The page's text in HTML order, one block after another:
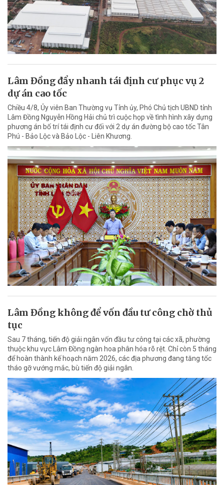
Lâm Đồng đẩy nhanh tái định cư phục vụ 2
dự án cao tốc
Chiều 4/8, Ủy viên Ban Thường vụ Tỉnh ủy, Phó Chủ tịch UBND tỉnh
Lâm Đồng Nguyễn Hồng Hải chủ trì cuộc họp về tình hình xây dựng
phương án bố trí tái định cư đối với 2 dự án đường bộ cao tốc Tân
Phú - Bảo Lộc và Bảo Lộc - Liên Khương.
Lâm Đồng không để vốn đầu tư công chờ thủ
tục
Sau 7 tháng, tiến độ giải ngân vốn đầu tư công tại các xã, phường
thuộc khu vực Lâm Đồng ngàn hoa phân hóa rõ rệt. Chỉ còn 5 tháng
để hoàn thành kế hoạch năm 2026, các địa phương đang tăng tốc
tháo gỡ vướng mắc, bù tiến độ giải ngân.